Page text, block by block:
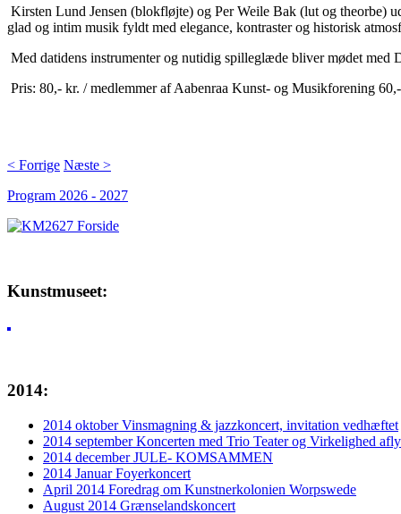
Kirsten Lund Jensen (blokfløjte) og Per Weile Bak (lut og theorbe)
glad og intim musik fyldt med elegance, kontraster og historisk
Med datidens instrumenter og nutidig spilleglæde bliver mødet med
Pris: 80,- kr. / medlemmer af Aabenraa Kunst- og Musikforening
< Forrige Næste >
Program 2026 - 2027
Kunstmuseet:
2014:
2014 oktober Vinsmagning & jazzkoncert, invitation vedhæftet
2014 september Koncerten med Trio Teater og Virkelighed
2014 december JULE- KOMSAMMEN
2014 Januar Foyerkoncert
April 2014 Foredrag om Kunstnerkolonien Worpswede
August 2014 Grænselandskoncert